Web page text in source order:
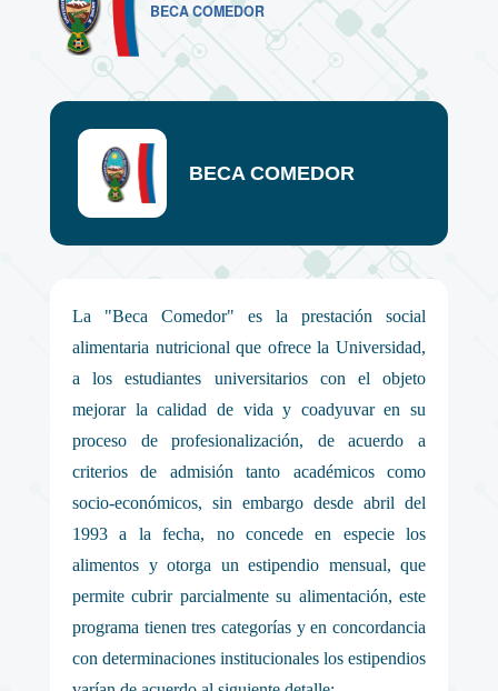
BECA COMEDOR
BECA COMEDOR
La "Beca Comedor" es la prestación social
alimentaria nutricional que ofrece la Universidad,
a los estudiantes universitarios con el objeto
mejorar la calidad de vida y coadyuvar en su
proceso de profesionalización, de acuerdo a
criterios de admisión tanto académicos como
socio-económicos, sin embargo desde abril del
1993 a la fecha, no concede en especie los
alimentos y otorga un estipendio mensual, que
permite cubrir parcialmente su alimentación, este
programa tienen tres categorías y en concordancia
con determinaciones institucionales los estipendios